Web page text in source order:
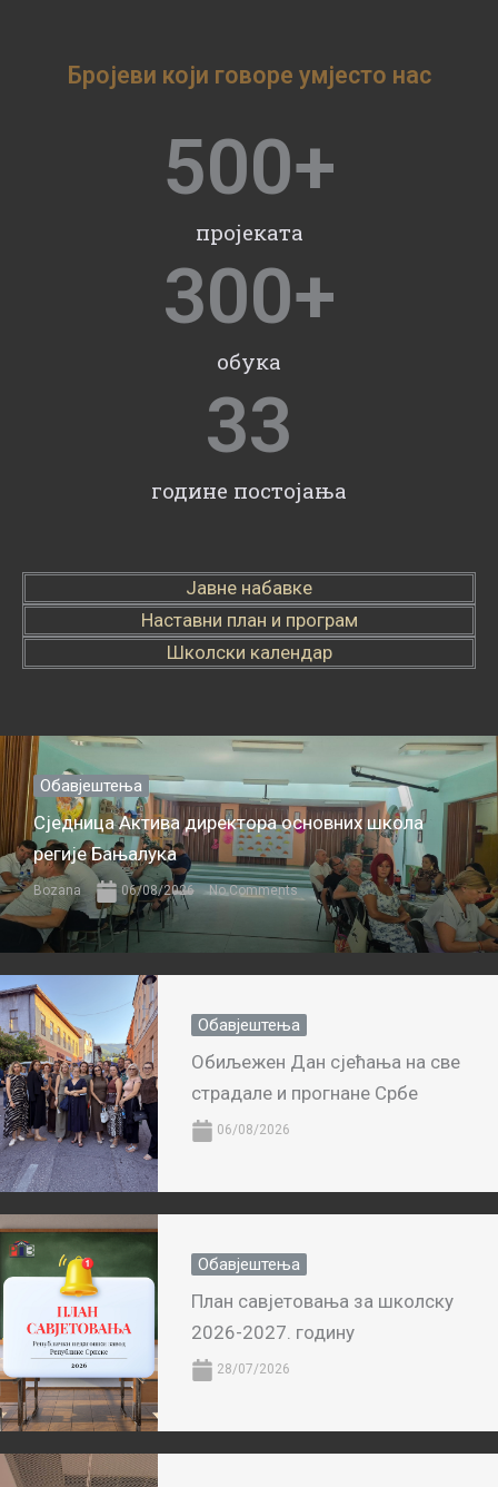
Бројеви који говоре умјесто нас
пројеката
500+
обука
300+
године постојања
33
Јавне набавке
Наставни план и програм
Школски календар
Обавјештења
Сједница Актива директора основних школа
регије Бањалука
Bozana 06/08/2026 No Comments
Обавјештења
Обиљежен Дан сјећања на све
страдале и прогнане Србе
06/08/2026
Обавјештења
План савјетовања за школску
2026-2027. годину
28/07/2026